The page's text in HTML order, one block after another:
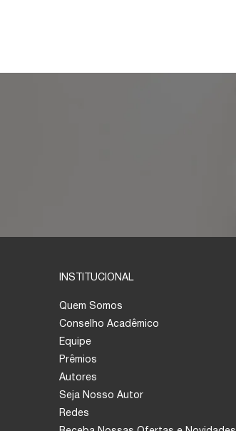
INSTITUCIONAL
Quem Somos
Conselho Acadêmico
Equipe
Prêmios
Autores
Seja Nosso Autor
Redes